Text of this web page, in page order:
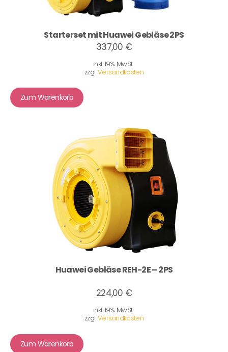
Starterset mit Huawei Gebläse 2PS
337,00 €
inkl. 19% MwSt.
zzgl.Versandkosten
Zum Warenkorb
Huawei Gebläse REH-2E – 2PS
224,00 €
inkl. 19% MwSt.
zzgl.Versandkosten
Zum Warenkorb